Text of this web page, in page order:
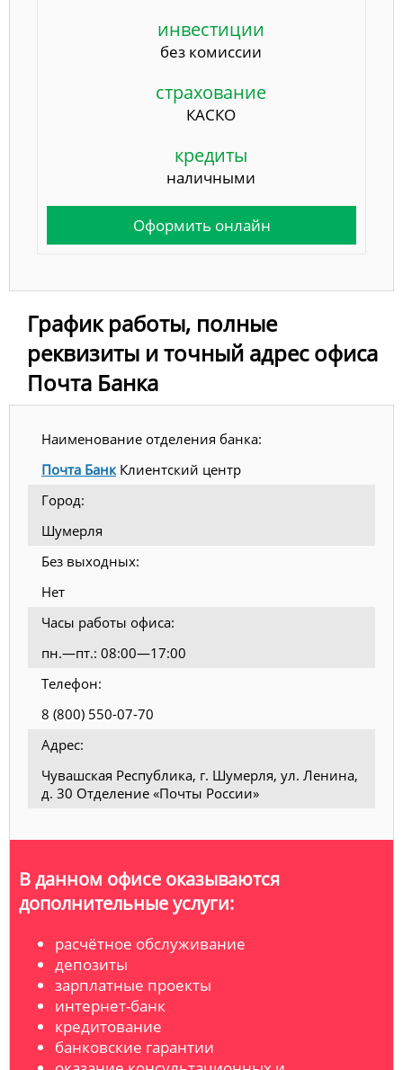
инвестиции
без комиссии
страхование
КАСКО
кредиты
наличными
Оформить онлайн
График работы, полные
реквизиты и точный адрес офиса
Почта Банка
Наименование отделения банка:
Почта БанкКлиентский центр
Город:
Шумерля
Без выходных:
Нет
Часы работы офиса:
пн.—пт.: 08:00—17:00
Телефон:
8 (800) 550-07-70
Адрес:
Чувашская Республика, г. Шумерля, ул. Ленина,
д. 30 Отделение «Почты России»
В данном офисе оказываются
дополнительные услуги:
расчётное обслуживание
депозиты
зарплатные проекты
интернет-банк
кредитование
банковские гарантии